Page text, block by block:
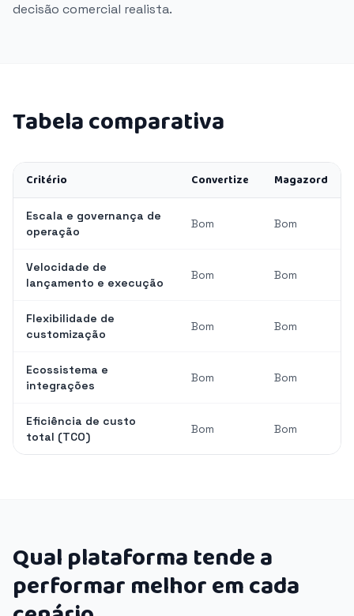
decisão comercial realista.
Tabela comparativa
Critério Convertize Magazord
Escala e governança de
operação
Bom Bom
Velocidade de
lançamento e execução
Bom Bom
Flexibilidade de
customização
Bom Bom
Ecossistema e
integrações
Bom Bom
Eficiência de custo
total (TCO)
Bom Bom
Qual plataforma tende a
performar melhor em cada